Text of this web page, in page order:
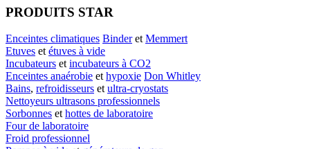
PRODUITS STAR
Enceintes climatiques Binderet Memmert
Etuves et étuves à vide
Incubateurs et incubateurs à CO2
Enceintes anaérobie et hypoxie Don Whitley
Bains, refroidisseurs et ultra-cryostats
Nettoyeurs ultrasons professionnels
Sorbonnes et hottes de laboratoire
Four de laboratoire
Froid professionnel